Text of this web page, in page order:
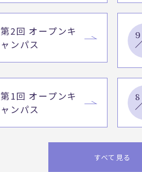
第2回 オープンキ
ャンパス
9
第1回 オープンキ
ャンパス
8
すべて見る